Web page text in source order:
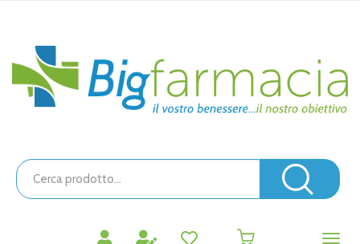
principaleBigfarmacia
Cerca
Prodotto